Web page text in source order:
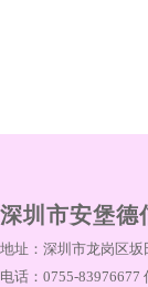
深圳市安堡德
地址：深圳市龙岗区
电话：0755-83976677